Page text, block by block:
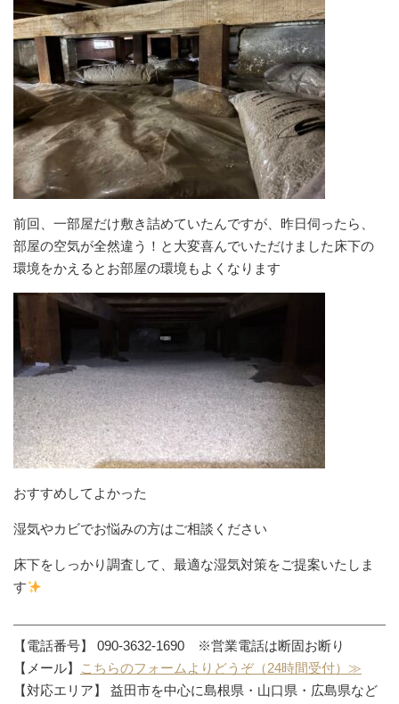
前回、一部屋だけ敷き詰めていたんですが、昨日伺ったら、
部屋の空気が全然違う！と大変喜んでいただけました床下の
環境をかえるとお部屋の環境もよくなります
おすすめしてよかった
湿気やカビでお悩みの方はご相談ください
床下をしっかり調査して、最適な湿気対策をご提案いたしま
す
【電話番号】 090-3632-1690 ※営業電話は断固お断り
【メール】
こちらのフォームよりどうぞ（24時間受付）≫
【対応エリア】 益田市を中心に島根県・山口県・広島県など